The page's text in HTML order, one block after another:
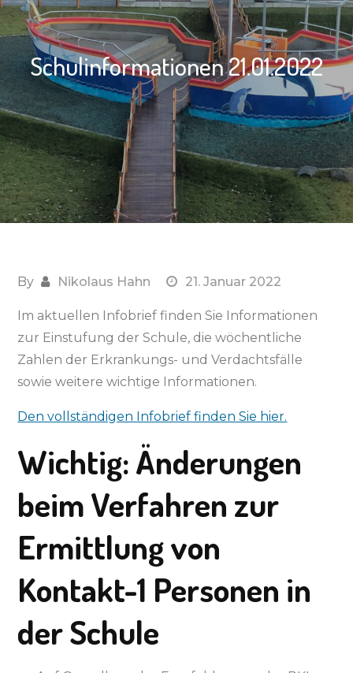
Schulinformationen 21.01.2022
By Nikolaus Hahn 21. Januar 2022
Im aktuellen Infobrief finden Sie Informationen
zur Einstufung der Schule, die wöchentliche
Zahlen der Erkrankungs- und Verdachtsfälle
sowie weitere wichtige Informationen.
Den vollständigen Infobrief finden Sie hier.
Wichtig: Änderungen
beim Verfahren zur
Ermittlung von
Kontakt-1 Personen in
der Schule